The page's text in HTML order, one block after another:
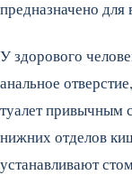
предназначено для
У здорового
анальное
туалет привычным
нижних отделов
устанавливают